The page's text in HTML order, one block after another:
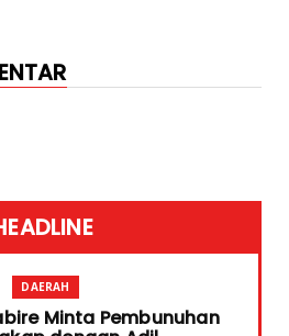
DAERAH
Minta Pembunuhan